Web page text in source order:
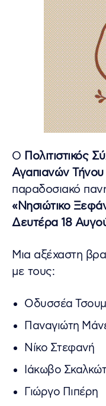
Ο Πολιτιστικός
Αγαπιανών Τήνου
παραδοσιακό
«Νησιώτικο
Δευτέρα 18
Μια αξέχαστη
με τους:
Οδυσσέα
Παναγιώτη
Νίκο Στεφανή
Ιάκωβο
Γιώργο Πιπέρη